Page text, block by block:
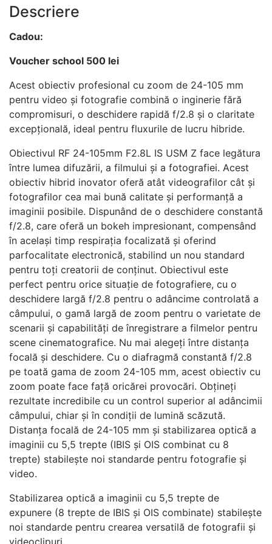
Descriere
Cadou:
Voucher school 500 lei
Acest obiectiv profesional cu zoom de 24-105 mm
pentru video și fotografie combină o inginerie fără
compromisuri, o deschidere rapidă f/2.8 și o claritate
excepțională, ideal pentru fluxurile de lucru hibride.
Obiectivul RF 24-105mm F2.8L IS USM Z face legătura
între lumea difuzării, a filmului și a fotografiei. Acest
obiectiv hibrid inovator oferă atât videografilor cât și
fotografilor cea mai bună calitate și performanță a
imaginii posibile. Dispunând de o deschidere constantă
f/2.8, care oferă un bokeh impresionant, compensând
în același timp respirația focalizată și oferind
parfocalitate electronică, stabilind un nou standard
pentru toți creatorii de conținut. Obiectivul este
perfect pentru orice situație de fotografiere, cu o
deschidere largă f/2.8 pentru o adâncime controlată a
câmpului, o gamă largă de zoom pentru o varietate de
scenarii și capabilități de înregistrare a filmelor pentru
scene cinematografice. Nu mai alegeți între distanța
focală și deschidere. Cu o diafragmă constantă f/2.8
pe toată gama de zoom 24-105 mm, acest obiectiv cu
zoom poate face față oricărei provocări. Obțineți
rezultate incredibile cu un control superior al adâncimii
câmpului, chiar și în condiții de lumină scăzută.
Distanța focală de 24-105 mm și stabilizarea optică a
imaginii cu 5,5 trepte (IBIS și OIS combinat cu 8
trepte) stabilește noi standarde pentru fotografie și
video.
Stabilizarea optică a imaginii cu 5,5 trepte de
expunere (8 trepte de IBIS și OIS combinate) stabilește
noi standarde pentru crearea versatilă de fotografii și
videoclipuri.